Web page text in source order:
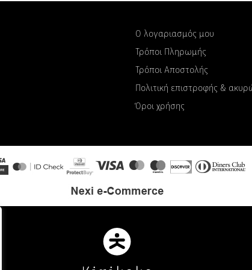
Ο λογαριασμός μου
Τρόποι Πληρωμής
Τρόποι Αποστολής
Πολιτική επιστροφής &
Όροι χρήσης